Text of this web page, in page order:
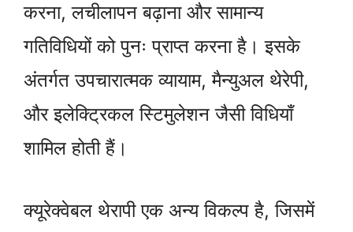
करना, लचीलापन बढ़ाना और सामान्य
गतिविधियों को पुनः प्राप्त करना है। इसके
अंतर्गत उपचारात्मक व्यायाम, मैन्युअल थेरेपी,
और इलेक्ट्रिकल स्टिमुलेशन जैसी विधियाँ
शामिल होती हैं।
क्यूरेक्वेबल थेरापी एक अन्य विकल्प है, जिसमें